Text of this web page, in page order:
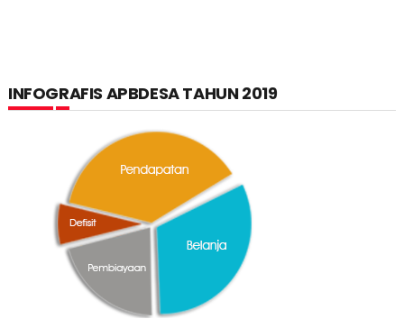
INFOGRAFIS APBDESA TAHUN 2019